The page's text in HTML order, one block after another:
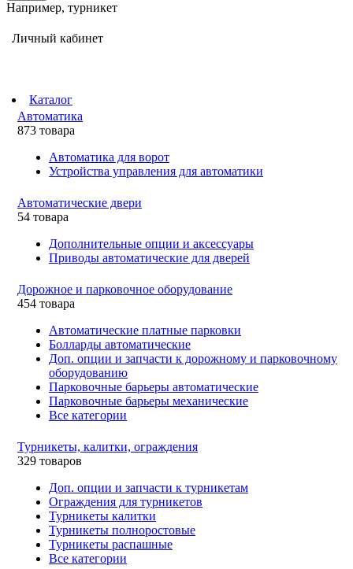
Например, турникет
Личный кабинет
Каталог
Автоматика
873 товара
Автоматика для ворот
Устройства управления для автоматики
Автоматические двери
54 товара
Дополнительные опции и аксессуары
Приводы автоматические для дверей
Дорожное и парковочное оборудование
454 товара
Автоматические платные парковки
Болларды автоматические
Доп. опции и запчасти к дорожному и парковочному
оборудованию
Парковочные барьеры автоматические
Парковочные барьеры механические
Все категории
Турникеты, калитки, ограждения
329 товаров
Доп. опции и запчасти к турникетам
Ограждения для турникетов
Турникеты калитки
Турникеты полноростовые
Турникеты распашные
Все категории